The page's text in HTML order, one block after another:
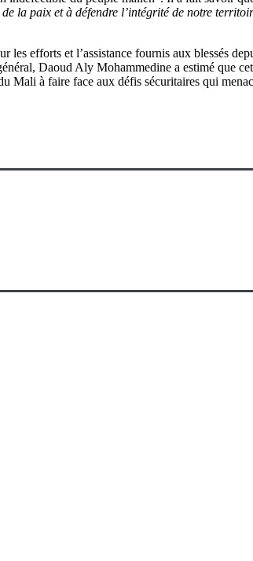
la paix et à défendre l’intégrité de notre
efforts et l’assistance fournis aux blessés
Daoud Aly Mohammedine a estimé que
Mali à faire face aux défis sécuritaires qui